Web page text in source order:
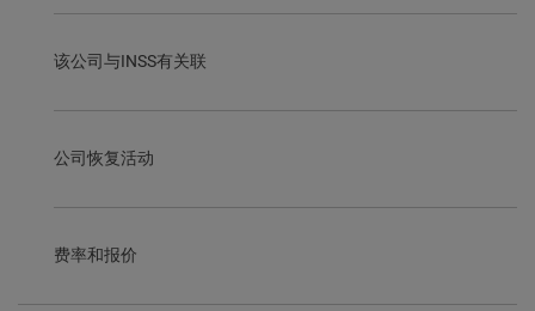
该公司与INSS有关联
公司恢复活动
费率和报价